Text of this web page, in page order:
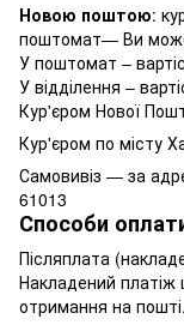
Новою поштою:
поштомат— Ви
У поштомат –
У відділення –
Кур'єром Нової
Кур'єром по місту
Самовивіз — за
61013
Способи
Післяплата
Накладений
отримання на пошті.